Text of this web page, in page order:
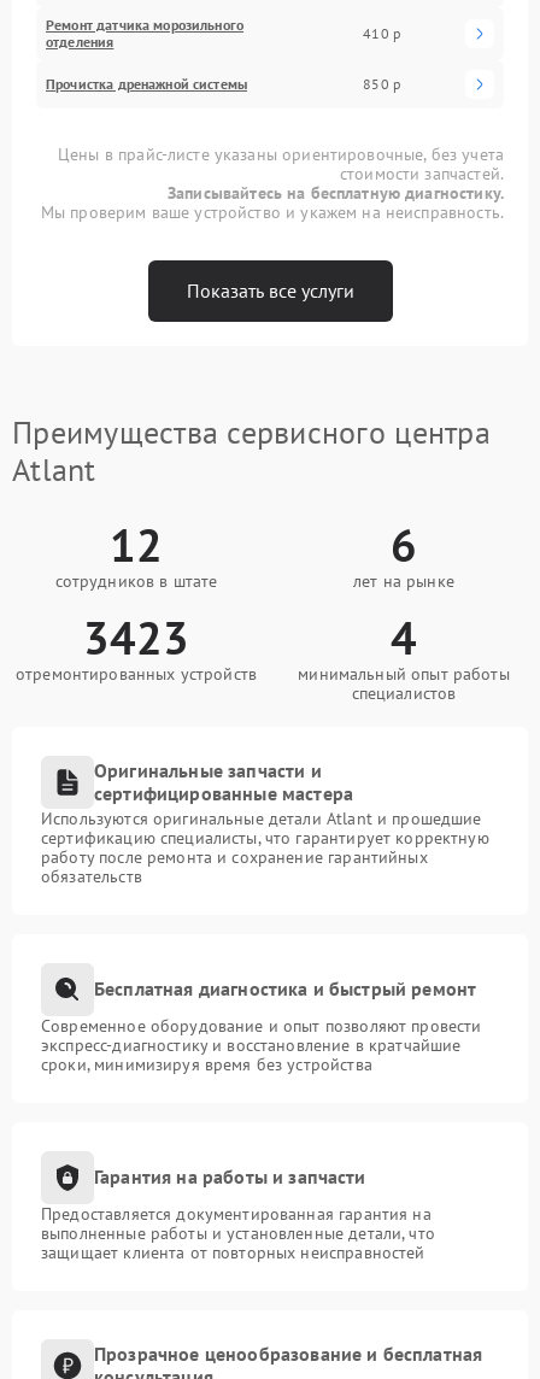
Ремонт датчика морозильного
отделения
410 р
Прочистка дренажной системы 850 р
Цены в прайс-листе указаны ориентировочные, без учета
стоимости запчастей.
Записывайтесь на бесплатную диагностику.
Мы проверим ваше устройство и укажем на неисправность.
Показать все услуги
Преимущества сервисного центра
Atlant
12
сотрудников в штате
6
лет на рынке
3423
отремонтированных устройств
4
минимальный опыт работы
специалистов
Оригинальные запчасти и
сертифицированные мастера
Используются оригинальные детали Atlant и прошедшие
сертификацию специалисты, что гарантирует корректную
работу после ремонта и сохранение гарантийных
обязательств
Бесплатная диагностика и быстрый ремонт
Современное оборудование и опыт позволяют провести
экспресс-диагностику и восстановление в кратчайшие
сроки, минимизируя время без устройства
Гарантия на работы и запчасти
Предоставляется документированная гарантия на
выполненные работы и установленные детали, что
защищает клиента от повторных неисправностей
Прозрачное ценообразование и бесплатная